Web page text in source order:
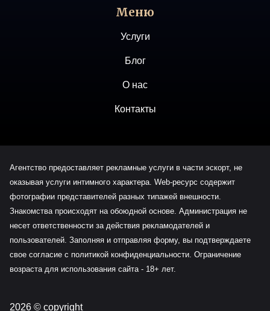
Меню
Услуги
Блог
О нас
Контакты
Агентство предоставляет рекламные услуги в части эскорт, не
оказывая услуги интимного характера. Web-ресурс содержит
фотографии представителей разных типажей внешности.
Знакомства происходят на обоюдной основе. Администрация не
несет ответственности за действия рекламодателей и
пользователей. Заполняя и отправляя форму, вы подтверждаете
свое согласие с политикой конфиденциальности. Ограничение
возраста для использования сайта - 18+ лет.
2026 © copyright